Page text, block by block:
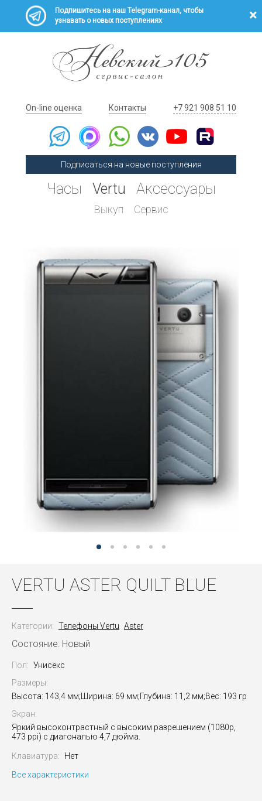
Подпишитесь на наш Telegram-канал, чтобы
узнавать о новых поступлениях
On-line оценка Контакты +7 921 908 51 10
Подписаться на новые поступления
Часы Vertu Аксессуары
Выкуп Сервис
VERTU ASTER QUILT BLUE
Категории: Телефоны Vertu Aster
Состояние: Новый
Пол: Унисекс
Размеры:
Высота: 143,4 мм;Ширина: 69 мм;Глубина: 11,2 мм;Вес: 193 гр
Экран:
Яркий высоконтрастный с высоким разрешением (1080p,
473 ppi) с диагональю 4,7 дюйма.
Клавиатура:
Нет
Все характеристики